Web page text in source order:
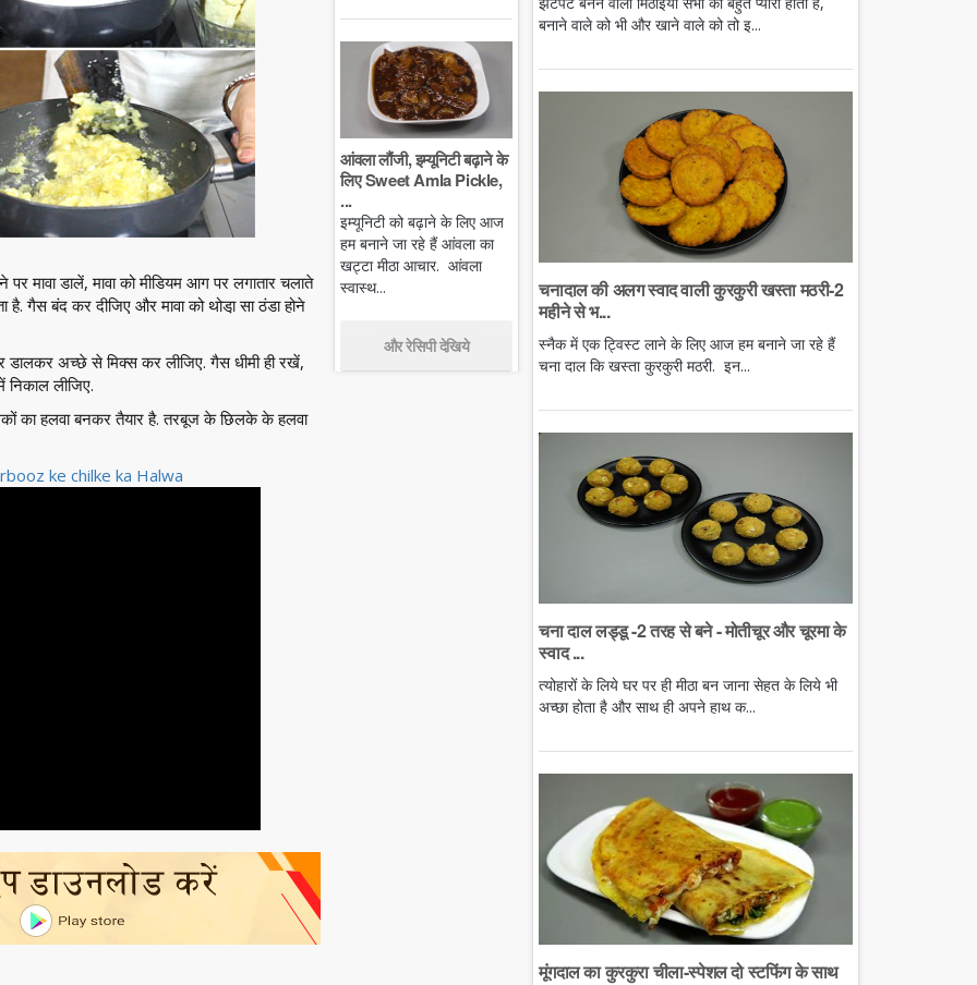
मावा डालें, मावा को मीडियम आग पर लगातार चलाते
गैस बंद कर दीजिए और मावा को थोडा़ सा ठंडा होने
अच्छे से मिक्स कर लीजिए. गैस धीमी ही रखें,
निकाल लीजिए.
का हलवा बनकर तैयार है. तरबूज के छिलके के हलवा
ke chilke ka Halwa
आंवला लौंजी, इम्यूनिटी बढ़ाने के
लिए Sweet Amla Pickle,
...
इम्यूनिटी को बढ़ाने के लिए आज
हम बनाने जा रहे हैं आंवला का
खट्टा मीठा आचार. आंवला
स्वास्थ...
और रेसिपी देखिये
बनाने वाले को भी और खाने वाले को तो इ...
चनादाल की अलग स्वाद वाली कुरकुरी खस्ता मठरी-2
महीने से भ...
स्नैक में एक ट्विस्ट लाने के लिए आज हम बनाने जा रहे हैं
चना दाल कि खस्ता कुरकुरी मठरी. इन...
चना दाल लड्डू -2 तरह से बने - मोतीचूर और चूरमा के
स्वाद ...
त्योहारों के लिये घर पर ही मीठा बन जाना सेहत के लिये भी
अच्छा होता है और साथ ही अपने हाथ क...
मूंगदाल का कुरकुरा चीला-स्पेशल दो स्टफिंग के साथ